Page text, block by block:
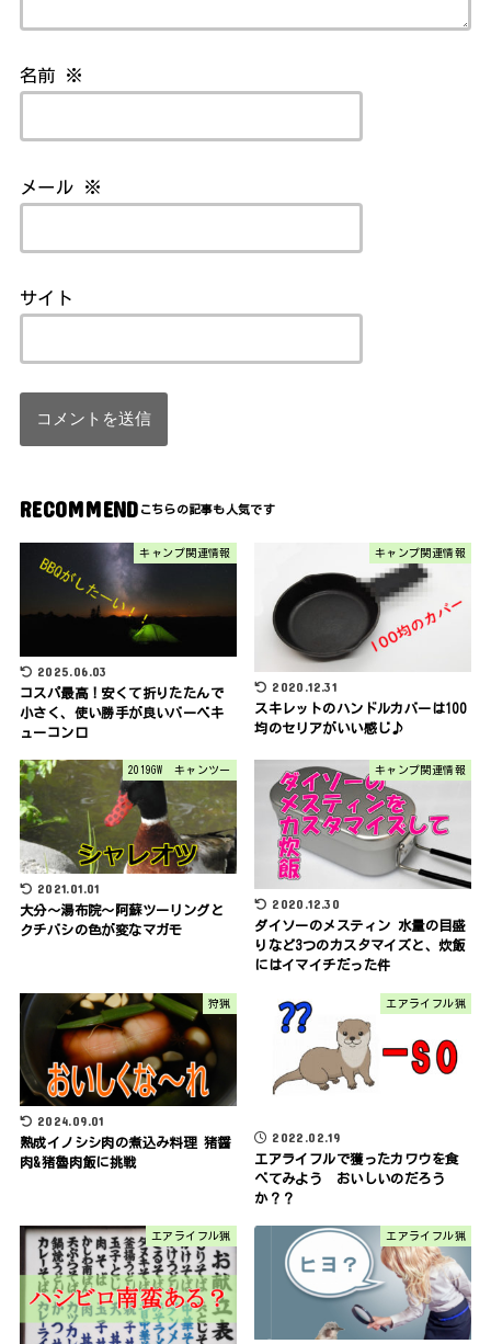
名前 ※
メール ※
サイト
RECOMMEND
キャンプ関連情報
2025.06.03
コスパ最高！安くて折りたたんで
小さく、使い勝手が良いバーベキ
ューコンロ
キャンプ関連情報
2020.12.31
スキレットのハンドルカバーは100
均のセリアがいい感じ♪
2019GW キャンツー
2021.01.01
大分～湯布院～阿蘇ツーリングと
クチバシの色が変なマガモ
キャンプ関連情報
2020.12.30
ダイソーのメスティン 水量の目盛
りなど3つのカスタマイズと、炊飯
にはイマイチだった件
狩猟
2024.09.01
熟成イノシシ肉の煮込み料理 猪醤
肉&猪魯肉飯に挑戦
エアライフル猟
2022.02.19
エアライフルで獲ったカワウを食
べてみよう おいしいのだろう
か？？
エアライフル猟 エアライフル猟